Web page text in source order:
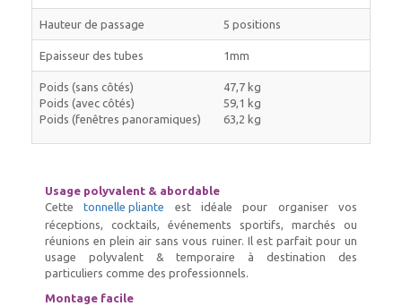
Hauteur de passage 5 positions
Epaisseur des tubes 1mm
Poids (sans côtés)
Poids (avec côtés)
Poids (fenêtres panoramiques)
47,7 kg
59,1 kg
63,2 kg
Usage polyvalent & abordable
Cettetonnelle pliante est idéale pour organiser vos
réceptions, cocktails, événements sportifs, marchés ou
réunions en plein air sans vous ruiner. Il est parfait pour un
usage polyvalent & temporaire à destination des
particuliers comme des professionnels.
Montage facile